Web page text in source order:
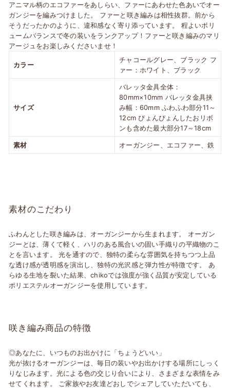
アニマル柄のエコファーをあしらい、ファーにあわせた色あいでオー
ガンジーを編みつけました。 ファーと咲き編みは相性抜群。前から
そうだったかのように、違和感なく寄り添っています。 程よいボリ
ュームバランスで冬の装いをランクアップ！ファーと咲き編みのマリ
アージュをお楽しみくださいませ！
カラー
チャコールグレー、ブラック フ
ァー：ホワイト、ブラック
サイズ
バレッタ金具全体：
80mm×10mm バレッタ金具挟
み幅：60mm ふわふわ部分11～
12cm ぴょんぴょんしたおリボ
ンも含めた最大部分17～18cm
素材 オーガンジー、エコファー、鉄
素材のこだわり
ふわんとした咲き編みは、オーガンジーから生まれます。 オーガン
ジーとは、薄くて軽く、ハリのある風合いの固い手織りの平織物のこ
とを言います。 光を通すので、独特の柔らな雰囲気を持ちつつ上品
な透け感が透明感を演出し、独特の光沢感と弾力性が特徴です。 あ
らゆる生地を裂いた結果、chikoでは強度が強く品質が安定している
ポリエステルオーガンジーを使用しています。
咲き編み商品の特徴
◎あなたに、いつものお出かけに「ちょうどいい」
光が抜けるオーガンジーは、毎日の装いやお出かけする場所にしっく
りなじみます。光による色の交じり合いにより、さまざまな表情をみ
せてくれます。 ご家族やお友達どおしでシェアしていただいても、